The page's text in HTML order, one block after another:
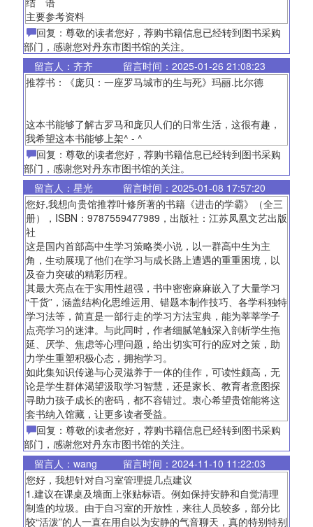
主要参考资料
回复：尊敬的读者您好，荐购书籍信息已经转到图书采购
部门，感谢您对丹东市图书馆的关注。
留言人：齐齐
留言时间：2025-01-26 21:08:23
推荐书：《庞贝：一座罗马城市的生与死》玛丽.比尔德
这本书能够了解古罗马和庞贝人们的日常生活，这很有趣，
我希望这本书能够上架^ - ^
回复：尊敬的读者您好，荐购书籍信息已经转到图书采购
部门，感谢您对丹东市图书馆的关注。
留言人：星光
留言时间：2025-01-08 17:57:20
您好,我想向贵馆推荐叶修所著的书籍《进击的学霸》（全三
册），ISBN：9787559477989，出版社：江苏凤凰文艺出版
社
这是国内首部高中生学习策略类小说，以一群高中生为主
角，生动展现了他们在学习与成长路上遭遇的重重困境，以
及奋力突破的精彩历程。
其最大亮点在于实用性超强，书中密密麻麻嵌入了大量学习
“干货”，涵盖结构化思维运用、错题本制作技巧、各学科独特
学习法等，简直是一部行走的学习方法宝典，能为莘莘学子
点亮学习的迷津。与此同时，作者细腻笔触深入剖析学生拖
延、厌学、焦虑等心理问题，给出切实可行的应对之策，助
力学生重塑积极心态，拥抱学习。
如此集知识传递与心灵滋养于一体的佳作，可读性颇高，无
论是学生群体渴望汲取学习智慧，还是家长、教育者意图探
寻助力孩子成长的密码，都不容错过。衷心希望贵馆能将这
套书纳入馆藏，让更多读者受益。
回复：尊敬的读者您好，荐购书籍信息已经转到图书采购
部门，感谢您对丹东市图书馆的关注。
留言人：wang
留言时间：2024-11-10 11:22:03
您好，我想针对自习室管理提几点建议
1.建议在课桌及墙面上张贴标语。例如保持安静和自觉清理
制造的垃圾。由于自习室的开放性，来往人员较多，部分比
较“活泼”的人一直在用自以为安静的气音聊天，真的特别特别